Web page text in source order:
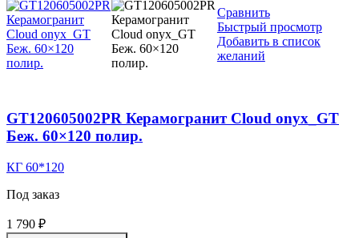
Сравнить
Быстрый просмотр
Добавить в список
желаний
GT120605002PR Керамогранит Cloud onyx_GT
Беж. 60×120 полир.
КГ 60*120
Под заказ
1 790 ₽